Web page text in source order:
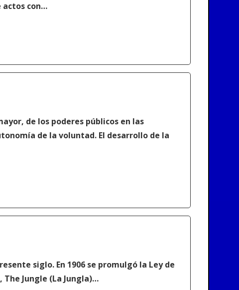
actos con…
de los poderes públicos en las
de la voluntad. El desarrollo de la
siglo. En 1906 se promulgó la Ley de
The Jungle (La Jungla)…